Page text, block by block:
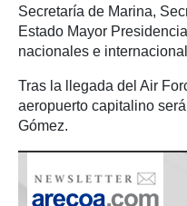
Secretaría de Marina,
Estado Mayor
nacionales e
Tras la llegada del Air
aeropuerto capitalino
Gómez.